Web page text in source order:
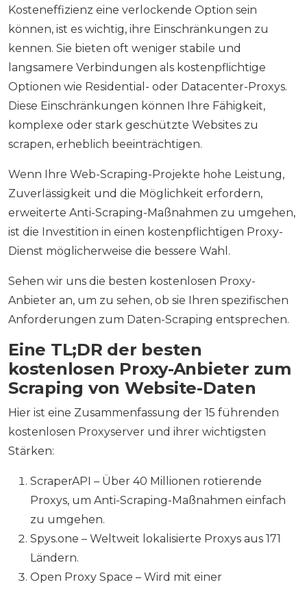
Kosteneffizienz eine verlockende Option sein
können, ist es wichtig, ihre Einschränkungen zu
kennen. Sie bieten oft weniger stabile und
langsamere Verbindungen als kostenpflichtige
Optionen wie Residential- oder Datacenter-Proxys.
Diese Einschränkungen können Ihre Fähigkeit,
komplexe oder stark geschützte Websites zu
scrapen, erheblich beeinträchtigen.
Wenn Ihre Web-Scraping-Projekte hohe Leistung,
Zuverlässigkeit und die Möglichkeit erfordern,
erweiterte Anti-Scraping-Maßnahmen zu umgehen,
ist die Investition in einen kostenpflichtigen Proxy-
Dienst möglicherweise die bessere Wahl.
Sehen wir uns die besten kostenlosen Proxy-
Anbieter an, um zu sehen, ob sie Ihren spezifischen
Anforderungen zum Daten-Scraping entsprechen.
Eine TL;DR der besten
kostenlosen Proxy-Anbieter zum
Scraping von Website-Daten
Hier ist eine Zusammenfassung der 15 führenden
kostenlosen Proxyserver und ihrer wichtigsten
Stärken:
ScraperAPI – Über 40 Millionen rotierende
Proxys, um Anti-Scraping-Maßnahmen einfach
zu umgehen.
Spys.one – Weltweit lokalisierte Proxys aus 171
Ländern.
Open Proxy Space – Wird mit einer